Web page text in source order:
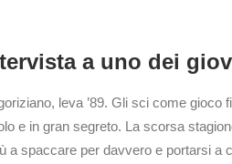
a uno dei
leva ’89. Gli sci come
e in gran segreto. La scorsa
a spaccare per davvero e portarsi a